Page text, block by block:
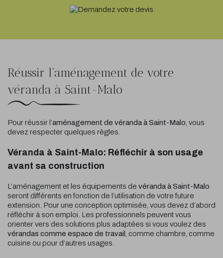
Réussir l’aménagement de votre
véranda à Saint-Malo
Pour réussir l’aménagement de véranda à Saint-Malo , vous
devez respecter quelques règles.
Véranda à Saint-Malo: Réfléchir à son usage
avant sa construction
L’aménagement et les équipements de vérandaà Saint-Malo
seront différents en fonction de l’utilisation de votre future
extension. Pour une conception optimisée, vous devez d’abord
réfléchir à son emploi. Les professionnels peuvent vous
orienter vers des solutions plus adaptées si vous voulez des
vérandas comme espace de travail , comme chambre, comme
cuisine ou pour d’autres usages.